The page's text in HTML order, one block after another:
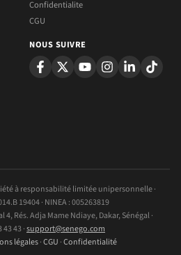
Confidentialite
CGU
NOUS SUIVRE
à responsabilité limitée unipersonnelle ·
19404 · NINEA : 005263819
Rés. Adja Mame Ndiaye, Dakar, Sénégal ·
43 ·support@senego.com
légales·CGU ·Confidentialité